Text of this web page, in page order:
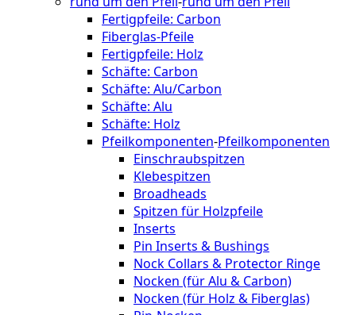
Fertigpfeile: Carbon
Fiberglas-Pfeile
Fertigpfeile: Holz
Schäfte: Carbon
Schäfte: Alu/Carbon
Schäfte: Alu
Schäfte: Holz
Pfeilkomponenten-Pfeilkomponenten
Einschraubspitzen
Klebespitzen
Broadheads
Spitzen für Holzpfeile
Inserts
Pin Inserts & Bushings
Nock Collars & Protector Ringe
Nocken (für Alu & Carbon)
Nocken (für Holz & Fiberglas)